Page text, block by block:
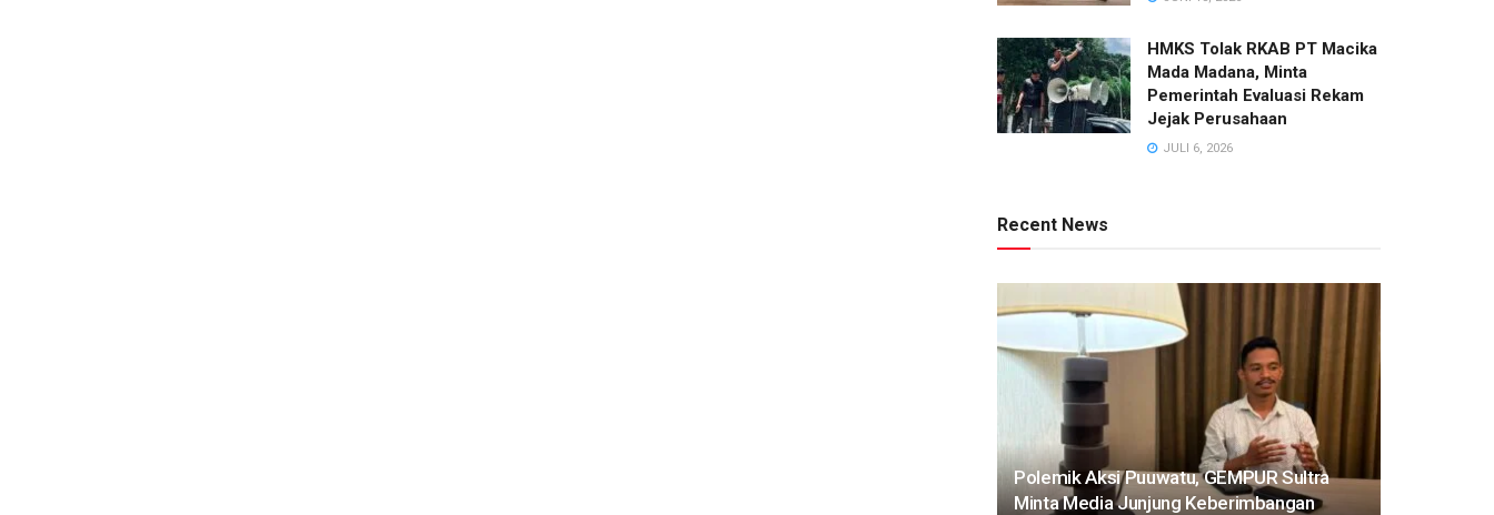
HMKS Tolak RKAB PT Macika
Mada Madana, Minta
Pemerintah Evaluasi Rekam
Jejak Perusahaan
JULI 6, 2026
Recent News
Polemik Aksi Puuwatu, GEMPUR Sultra
Minta Media Junjung Keberimbangan